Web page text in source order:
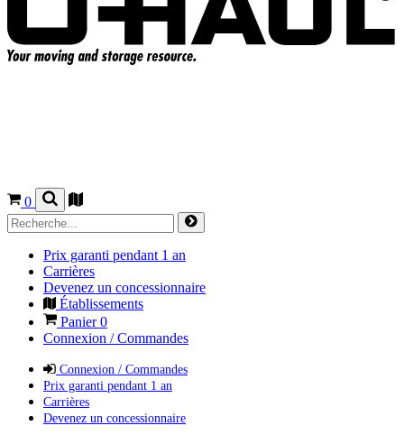
0
Prix garanti pendant 1 an
Carrières
Devenez un concessionnaire
Établissements
Panier0
Connexion / Commandes
Connexion / Commandes
Prix garanti pendant 1 an
Carrières
Devenez un concessionnaire